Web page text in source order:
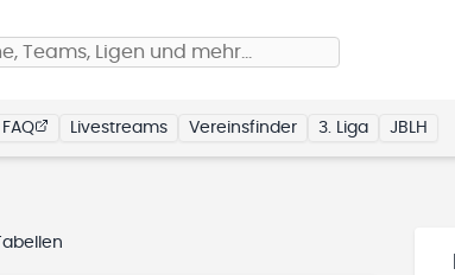
Teams, Ligen und mehr…
Livestreams Vereinsfinder 3. Liga JBLH
Tabellen